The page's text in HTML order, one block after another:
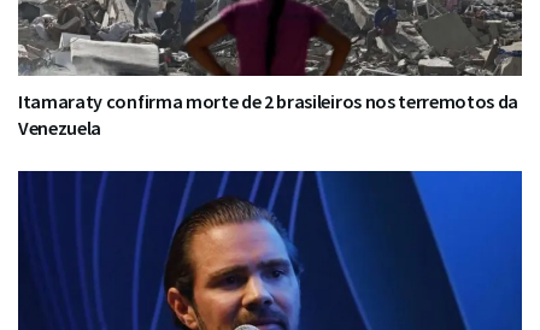
Itamaraty confirma morte de 2 brasileiros nos terremotos da
Venezuela